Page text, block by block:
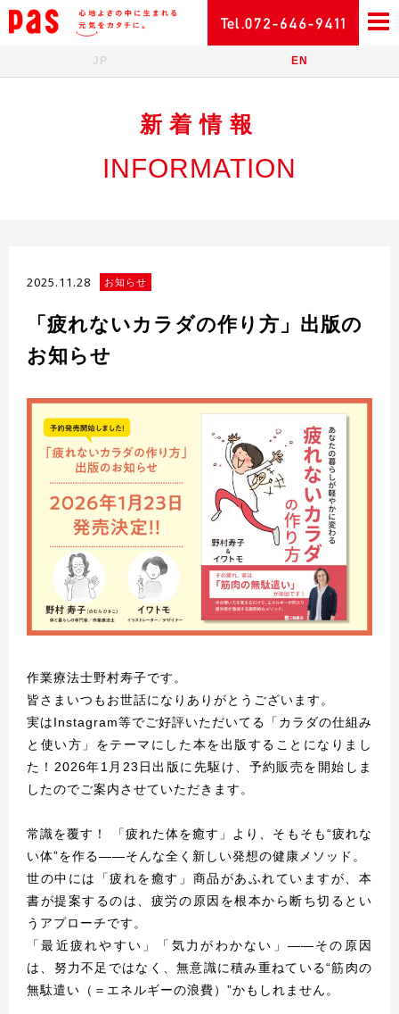
JP EN
新着情報
INFORMATION
2025.11.28 お知らせ
「疲れないカラダの作り方」出版の
お知らせ
作業療法士野村寿子です。
皆さまいつもお世話になりありがとうございます。
実はInstagram等でご好評いただいてる「カラダの仕組み
と使い方」をテーマにした本を出版することになりまし
た！2026年1月23日出版に先駆け、予約販売を開始しま
したのでご案内させていただきます。
常識を覆す！ 「疲れた体を癒す」より、そもそも“疲れな
い体”を作る――そんな全く新しい発想の健康メソッド。
世の中には「疲れを癒す」商品があふれていますが、本
書が提案するのは、疲労の原因を根本から断ち切るとい
うアプローチです。
「最近疲れやすい」「気力がわかない」――その原因
は、努力不足ではなく、無意識に積み重ねている“筋肉の
無駄遣い（＝エネルギーの浪費）”かもしれません。